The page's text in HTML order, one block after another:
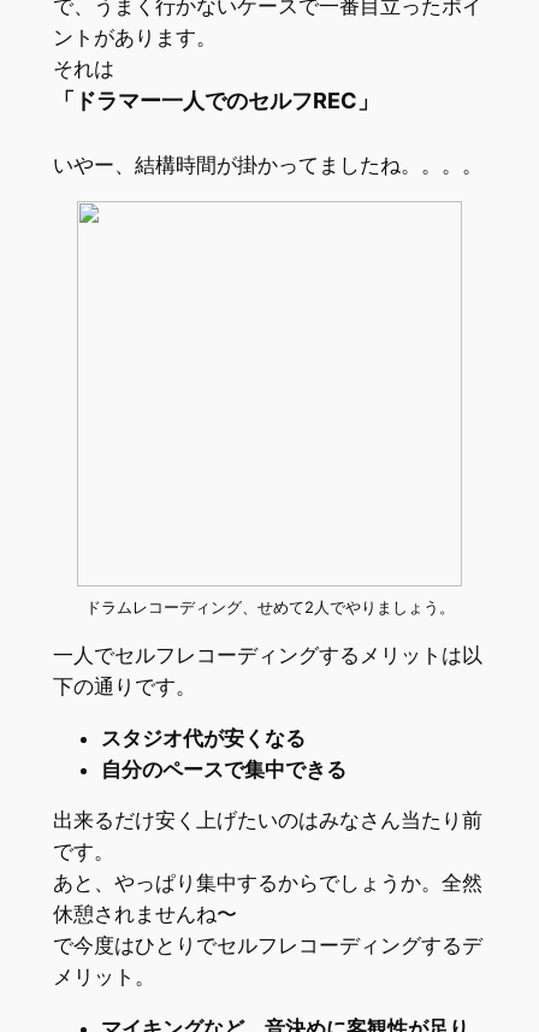
で、うまく行かないケースで一番目立ったポイ
ントがあります。
それは
「ドラマー一人でのセルフREC」
いやー、結構時間が掛かってましたね。。。。
ドラムレコーディング、せめて2人でやりましょう。
一人でセルフレコーディングするメリットは以
下の通りです。
スタジオ代が安くなる
自分のペースで集中できる
出来るだけ安く上げたいのはみなさん当たり前
です。
あと、やっぱり集中するからでしょうか。全然
休憩されませんね〜
で今度はひとりでセルフレコーディングするデ
メリット。